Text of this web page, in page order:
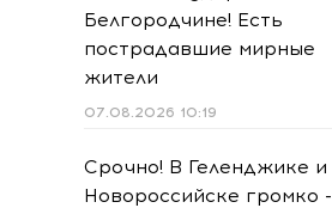
Белгородчине! Есть
пострадавшие мирные
жители
07.08.2026 10:19
Срочно! В Геленджике и
Новороссийске громко -